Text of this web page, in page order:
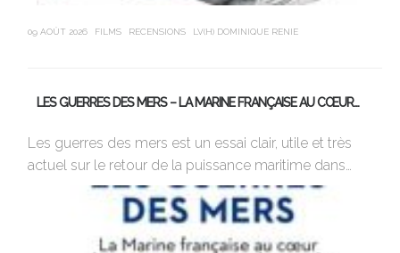
09 AOÛT 2026 FILMS RECENSIONS LV(H) DOMINIQUE RENIE
LES GUERRES DES MERS – LA MARINE FRANÇAISE AU CŒUR…
Les guerres des mers est un essai clair, utile et très
actuel sur le retour de la puissance maritime dans…